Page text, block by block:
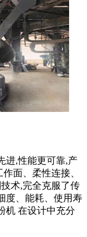
进,性能更可靠,产
面、柔性连接、
术,完全克服了传
度、能耗、使用寿
机 在设计中充分